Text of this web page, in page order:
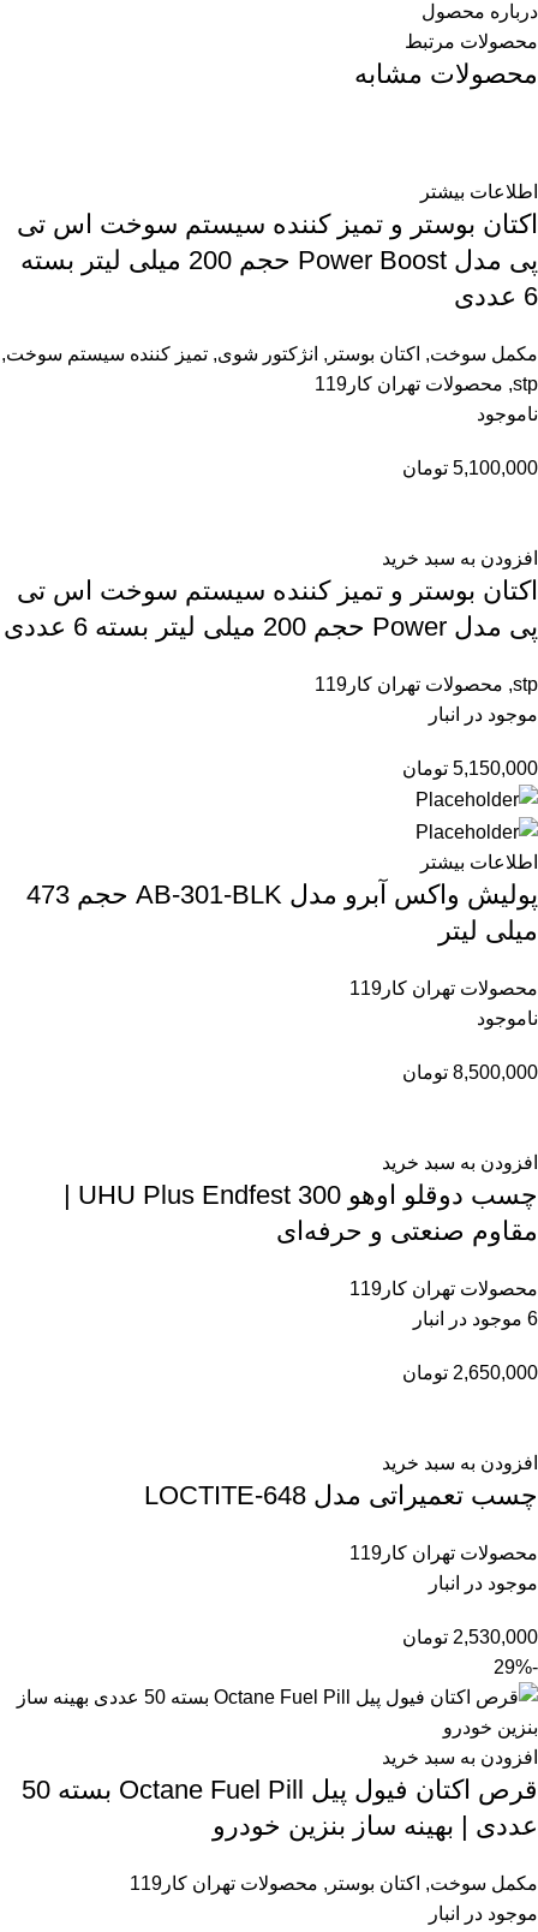
درباره محصول
محصولات مرتبط
محصولات مشابه
اطلاعات بیشتر
اکتان بوستر و تمیز کننده سیستم سوخت اس تی
پی مدل Power Boost حجم 200 میلی لیتر بسته
6 عددی
مکمل سوخت, اکتان بوستر , انژکتور شوی, تمیز کننده سیستم سوخت,
stp
, محصولات تهران کار119
ناموجود
5,100,000 تومان
افزودن به سبد خرید
اکتان بوستر و تمیز کننده سیستم سوخت اس تی
پی مدل Power حجم 200 میلی لیتر بسته 6 عددی
stp
, محصولات تهران کار119
موجود در انبار
5,150,000 تومان
اطلاعات بیشتر
پولیش واکس آبرو مدل AB-301-BLK حجم 473
میلی لیتر
محصولات تهران کار119
ناموجود
8,500,000 تومان
افزودن به سبد خرید
چسب دوقلو اوهو UHU Plus Endfest 300 |
مقاوم صنعتی و حرفه‌ای
محصولات تهران کار119
6 موجود در انبار
2,650,000 تومان
افزودن به سبد خرید
چسب تعمیراتی مدل LOCTITE-648
محصولات تهران کار119
موجود در انبار
2,530,000 تومان
-29%
افزودن به سبد خرید
قرص اکتان فیول پیل Octane Fuel Pill بسته 50
عددی | بهینه ساز بنزین خودرو
مکمل سوخت, اکتان بوستر , محصولات تهران کار119
موجود در انبار